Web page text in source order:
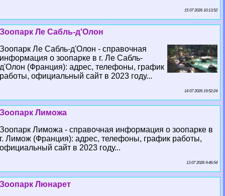
15 07 2026 10:13:52
Зоопарк Ле Сабль-д'Олон
Зоопарк Ле Сабль-д'Олон - справочная
информация о зоопарке в г. Ле Сабль-
д'Олон (Франция): адрес, телефоны, график
работы, официальный сайт в 2023 году...
14 07 2026 19:52:24
Зоопарк Лиможа
Зоопарк Лиможа - справочная информация о зоопарке в
г. Лимож (Франция): адрес, телефоны, график работы,
официальный сайт в 2023 году...
13 07 2026 9:46:54
Зоопарк Люнарет